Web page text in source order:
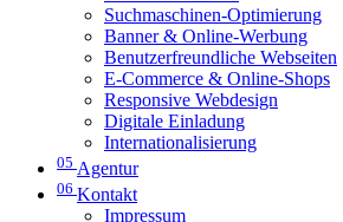
Suchmaschinen-Optimierung
Banner & Online-Werbung
Benutzerfreundliche Webseiten
E-Commerce & Online-Shops
Responsive Webdesign
Digitale Einladung
Internationalisierung
05 Agentur
06 Kontakt
Impressum